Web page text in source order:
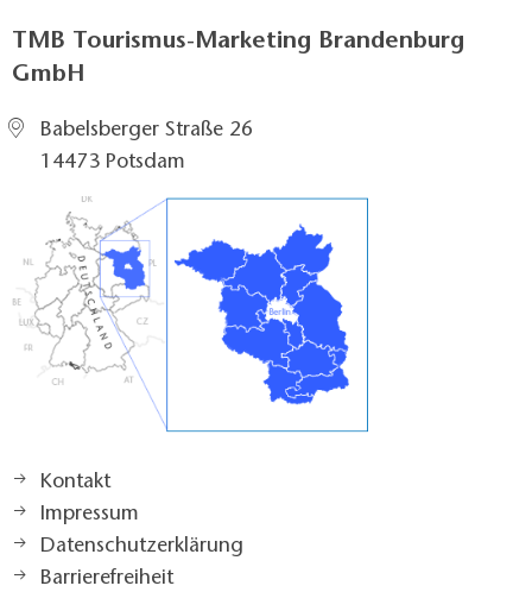
TMB Tourismus-Marketing Brandenburg
GmbH
Babelsberger Straße 26
14473 Potsdam
Kontakt
Impressum
Datenschutzerklärung
Barrierefreiheit